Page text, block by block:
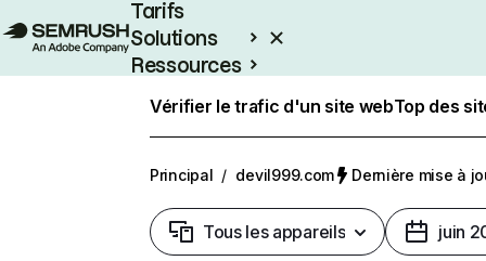
Tarifs
Solutions
Ressources
Vérifier le trafic d'un site webTop des
Principal / devil999.com Dernière mise à
Tous les appareils juin